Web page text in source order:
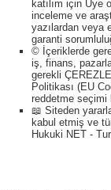
katılım için Üye
inceleme ve
yazılardan veya
garanti
© İçeriklerde
iş, finans,
gerekli
Politikası (EU
reddetme seçimi
📖 Siteden
kabul etmiş ve
Hukuki NET -